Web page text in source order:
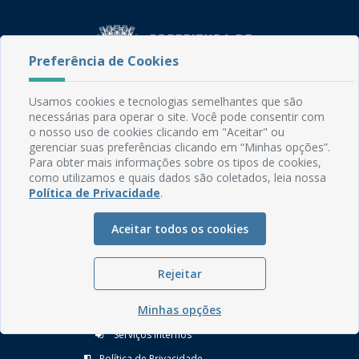
Rua do Imperador, 78, Centro
CEP: 58.280-000 - Mamanguape/PB
Fone: (83) 3292-2246
Email: comunicacao@mamanguape.pb.gov.br
Expediente: Segunda à Sexta, das 08h às 13h
Mapa do Site
Manual de Navegação
Glossário
Ouvidoria
Serviços Internos
Preferência de Cookies
Usamos cookies e tecnologias semelhantes que são
necessárias para operar o site. Você pode consentir com
o nosso uso de cookies clicando em "Aceitar" ou
gerenciar suas preferências clicando em “Minhas opções”.
Para obter mais informações sobre os tipos de cookies,
como utilizamos e quais dados são coletados, leia nossa
Política de Privacidade.
Aceitar todos os cookies
Rejeitar
Minhas opções